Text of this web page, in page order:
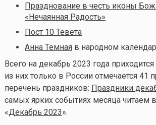
Празднование в честь иконы
«Нечаянная Радость»
Пост 10 Тевета
Анна Темнаяв народном
Всего на декабрь 2023 года
из них только в России отмечается 41
перечень праздников: Праздники
самых ярких событиях месяца читаем
«Декабрь 2023».